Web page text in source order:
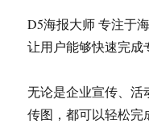
D5海报大师 专注于
让用户能够快速完成
无论是企业宣传、活
传图，都可以轻松完